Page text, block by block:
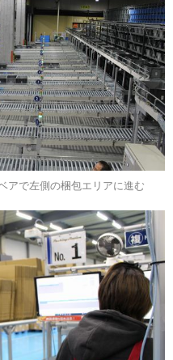
アで左側の梱包エリアに進む